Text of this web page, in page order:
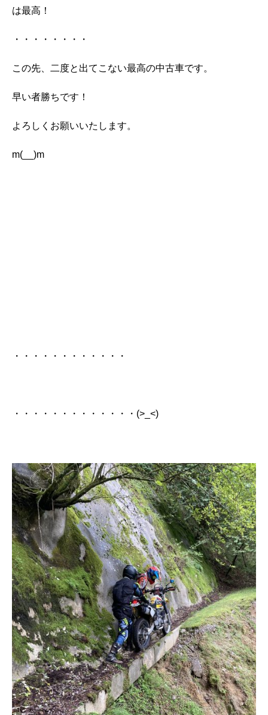
は最高！
・・・・・・・・
この先、二度と出てこない最高の中古車です。
早い者勝ちです！
よろしくお願いいたします。
m(__)m
・・・・・・・・・・・・
・・・・・・・・・・・・・(>_<)